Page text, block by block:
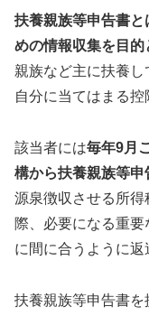
扶養親族等申告書
めの情報収集を目的
親族など主に扶養し
自分に当てはまる控
該当者には毎年9月
構から扶養親族等申
源泉徴収させる所
際、必要になる重
に間に合うように返
扶養親族等申告書